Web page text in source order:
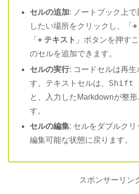
セルの追加: ノートブック上
したい場所をクリックし、「 +
「 + テキスト 」ボタンを押す
のセルを追加できます。
セルの実行: コードセルは再生
す。テキストセルは、 Shift
と、入力したMarkdownが整
す。
セルの編集: セルをダブルク
編集可能な状態に戻ります。
スポンサーリン